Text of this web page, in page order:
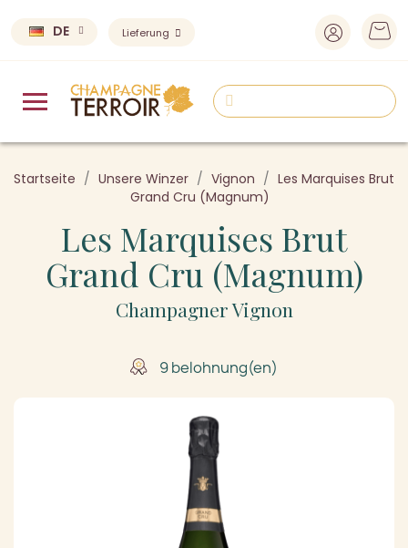
DE Lieferung
Startseite Unsere Winzer Vignon
Les Marquises Brut
Grand Cru (Magnum)
Les Marquises Brut
Grand Cru (Magnum)
Champagner Vignon
9 belohnung(en)